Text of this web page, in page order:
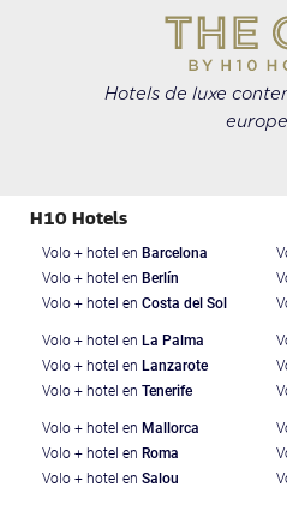
Hotels de luxe
H10 Hotels
Volo + hotel en Barcelona
Volo + hotel en Berlín
Volo + hotel en Costa del Sol
Volo + hotel en La Palma
Volo + hotel en Lanzarote
Volo + hotel en Tenerife
Volo + hotel en Mallorca
Volo + hotel en Roma
Volo + hotel en Salou